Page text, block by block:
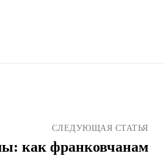
СЛЕДУЮЩАЯ СТАТЬЯ
как франковчанам